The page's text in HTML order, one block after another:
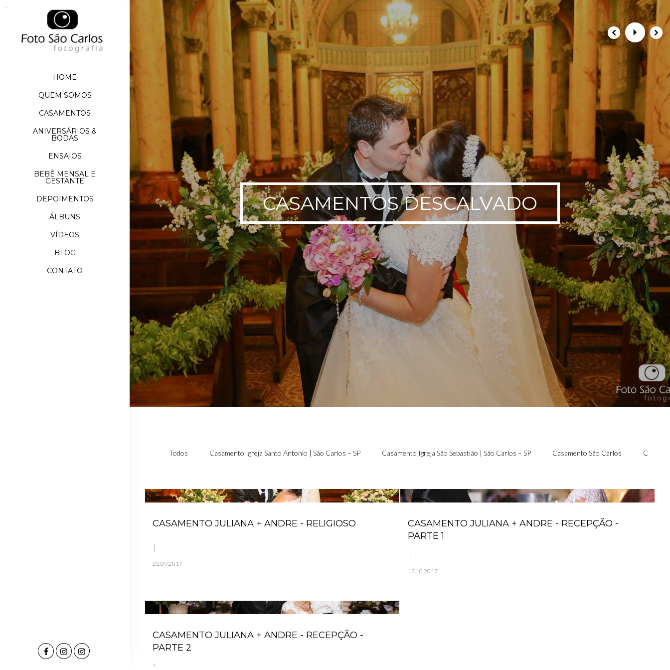
HOME
QUEM SOMOS
CASAMENTOS
ANIVERSÁRIOS &
BODAS
ENSAIOS
BEBÊ MENSAL E
GESTANTE
DEPOIMENTOS
ÁLBUNS
VÍDEOS
BLOG
CONTATO
CASAMENTOS DESCALVADO
Todos Casamento Igreja Santo Antonio | São Carlos – SP Casamento Igreja São Sebastião | São Carlos – SP Casamento São Carlos
CASAMENTO JULIANA + ANDRE - RELIGIOSO
22.09.2017
CASAMENTO JULIANA + ANDRE - RECEPÇÃO -
PARTE 1
13.10.2017
CASAMENTO JULIANA + ANDRE - RECEPÇÃO -
PARTE 2